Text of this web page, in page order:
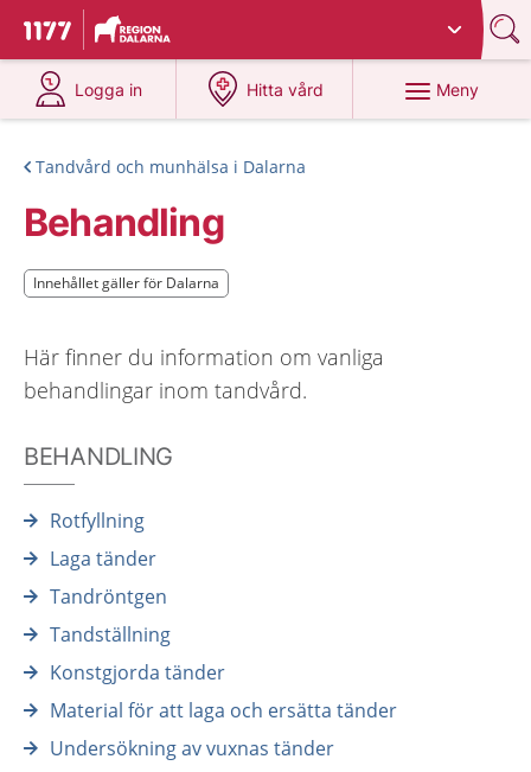
Till startsidan för 1177
Du har valt region
Logga in
på 1177.se
Hitta vård
på 1177.se
Meny
Tandvård och munhälsa i Dalarna
Behandling
Innehållet gäller för Dalarna
Innehållet gäller för Dalarna
Här finner du information om vanliga
behandlingar inom tandvård.
BEHANDLING
Rotfyllning
Laga tänder
Tandröntgen
Tandställning
Konstgjorda tänder
Material för att laga och ersätta tänder
Undersökning av vuxnas tänder